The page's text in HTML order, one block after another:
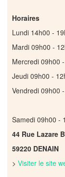
Horaires
Lundi 14h00 -
Mardi 09h00 -
Mercredi 09h00
Jeudi 09h00 -
Vendredi 09h00
Samedi 09h00 -
44 Rue Lazare
59220 DENAIN
> Visiter le site